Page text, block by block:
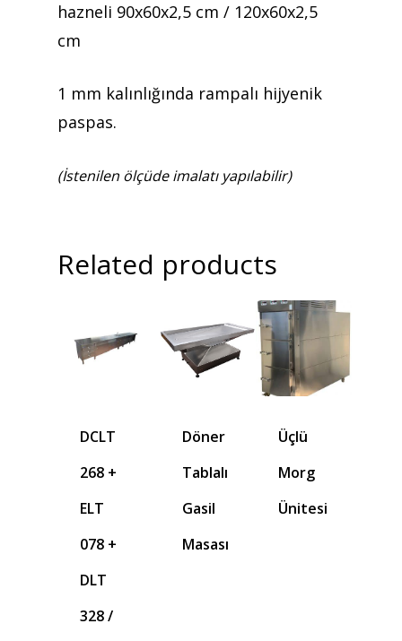
hazneli 90x60x2,5 cm / 120x60x2,5
cm
1 mm kalınlığında rampalı hijyenik
paspas.
(İstenilen ölçüde imalatı yapılabilir)
Related products
DCLT
268 +
ELT
078 +
DLT
328 /
Döner
Tablalı
Gasil
Masası
Üçlü
Morg
Ünitesi